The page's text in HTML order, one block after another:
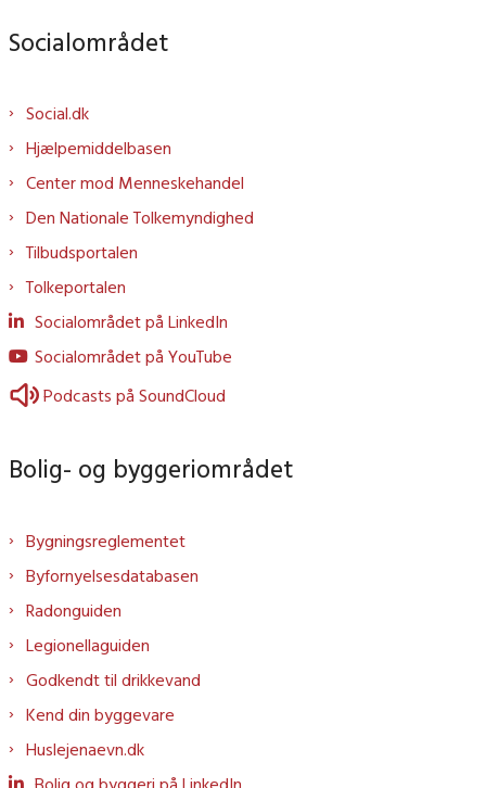
Socialområdet
Social.dk
Hjælpemiddelbasen
Center mod Menneskehandel
Den Nationale Tolkemyndighed
Tilbudsportalen
Tolkeportalen
Socialområdet på LinkedIn
Socialområdet på YouTube
Podcasts på SoundCloud
Bolig- og byggeriområdet
Bygningsreglementet
Byfornyelsesdatabasen
Radonguiden
Legionellaguiden
Godkendt til drikkevand
Kend din byggevare
Huslejenaevn.dk
Bolig og byggeri på LinkedIn